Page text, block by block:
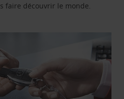
faire découvrir le monde.